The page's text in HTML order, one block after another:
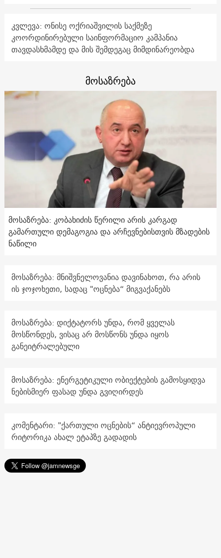
კვლევა: ონისე ოქრიაშვილის საქმეზე
კოორდინირებული საინფორმაციო კამპანია
თავდასხმამდე და მის შემდეგაც მიმდინარეობდა
მოსაზრება
მოსაზრება: კობახიძის წერილი არის კარგად
გამართული დემაგოგია და არჩევნებისთვის მზადების
ნაწილი
მოსაზრება: მნიშვნელოვანია დავინახოთ, რა არის
ის ჯოჯოხეთი, სადაც "ოცნება“ მიგვაქანებს
მოსაზრება: დიქტატორს უნდა, რომ ყველას
მოსწონდეს, ვისაც არ მოსწონს უნდა იყოს
განეიტრალებული
მოსაზრება: ენერგეტიკული ობიექტების გამოსყიდვა
ნებისმიერ ფასად უნდა გვიღირდეს
კომენტარი: "ქართული ოცნების“ ანტიევროპული
რიტორიკა ახალ ეტაპზე გადადის